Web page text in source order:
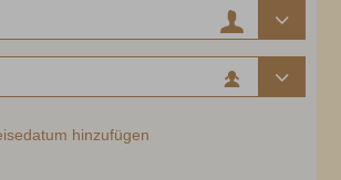
hinzufügen